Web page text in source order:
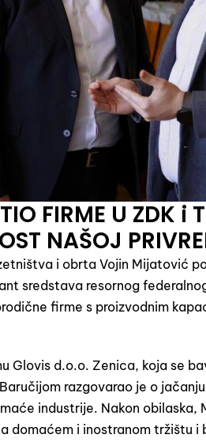
FIRME U ZDK i
NAŠOJ
i obrta Vojin Mijatović
sredstava resornog
firme s proizvodnim
Glovis d.o.o. Zenica, koja se
razgovarao je o
industrije. Nakon
domaćem i inostranom tržištu